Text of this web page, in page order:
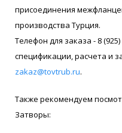
присоединения
производства Турция.
Телефон для заказа - 8
спецификации, расчета и
zakaz@tovtrub.ru.
Также рекомендуем
Затворы: